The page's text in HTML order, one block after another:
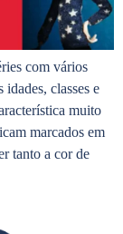
com vários
classes e
muito
marcados em
tanto a cor de